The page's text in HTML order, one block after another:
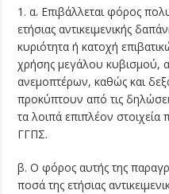
1. α. Επιβάλλεται φόρος
ετήσιας αντικειμενικής
κυριότητα ή κατοχή
χρήσης μεγάλου κυβισμού,
ανεμοπτέρων, καθώς και
προκύπτουν από τις
τα λοιπά επιπλέον στοιχεία
ΓΓΠΣ.
β. Ο φόρος αυτής της
ποσά της ετήσιας